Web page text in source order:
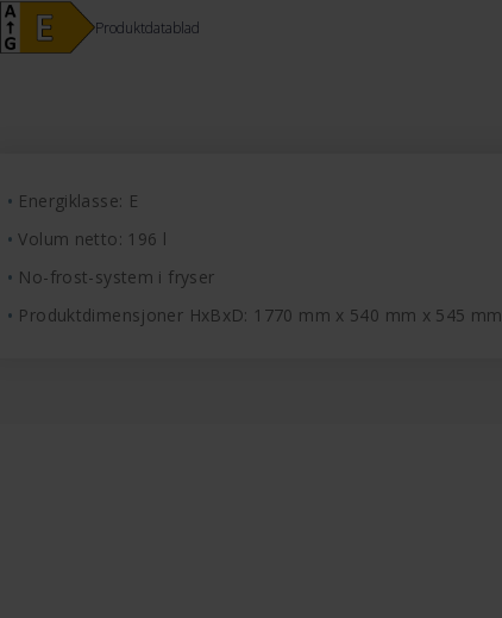
Produktdatablad
Energiklasse: E
Volum netto: 196 l
No-frost-system i fryser
Produktdimensjoner HxBxD: 1770 mm x 540 mm x 545 mm